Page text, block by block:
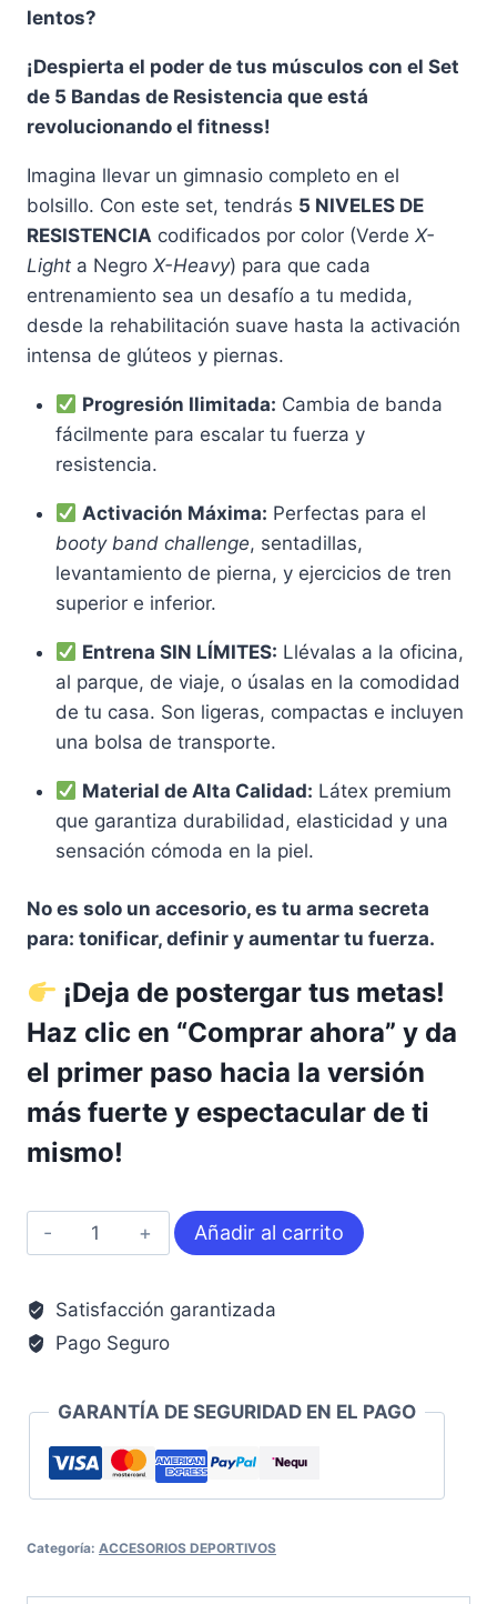
lentos?
¡Despierta el poder de tus músculos con el Set
de 5 Bandas de Resistencia que está
revolucionando el fitness!
Imagina llevar un gimnasio completo en el
bolsillo. Con este set, tendrás 5 NIVELES DE
RESISTENCIA codificados por color (Verde X-
Light a Negro X-Heavy) para que cada
entrenamiento sea un desafío a tu medida,
desde la rehabilitación suave hasta la activación
intensa de glúteos y piernas.
Progresión Ilimitada: Cambia de banda
fácilmente para escalar tu fuerza y
resistencia.
Activación Máxima: Perfectas para el
booty band challenge, sentadillas,
levantamiento de pierna, y ejercicios de tren
superior e inferior.
Entrena SIN LÍMITES: Llévalas a la oficina,
al parque, de viaje, o úsalas en la comodidad
de tu casa. Son ligeras, compactas e incluyen
una bolsa de transporte.
Material de Alta Calidad: Látex premium
que garantiza durabilidad, elasticidad y una
sensación cómoda en la piel.
No es solo un accesorio, es tu arma secreta
para: tonificar, definir y aumentar tu fuerza.
¡Deja de postergar tus metas!
Haz clic en “Comprar ahora” y da
el primer paso hacia la versión
más fuerte y espectacular de ti
mismo!
Kit
Bandas
Resistencia
x
unid
Añadir al carrito
Satisfacción garantizada
Pago Seguro
GARANTÍA DE SEGURIDAD EN EL PAGO
Categoría: ACCESORIOS DEPORTIVOS